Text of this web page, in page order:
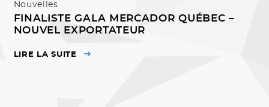
Nouvelles
FINALISTE GALA MERCADOR QUÉBEC –
NOUVEL EXPORTATEUR
LIRE LA SUITE